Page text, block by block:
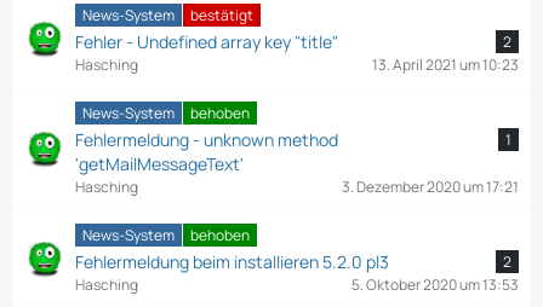
News-System bestätigt
Fehler - Undefined array key "title"
2
Hasching
13. April 2021 um 10:23
News-System behoben
Fehlermeldung - unknown method
'getMailMessageText'
1
Hasching 3. Dezember 2020 um 17:21
News-System behoben
Fehlermeldung beim installieren 5.2.0 pl3
2
Hasching
5. Oktober 2020 um 13:53